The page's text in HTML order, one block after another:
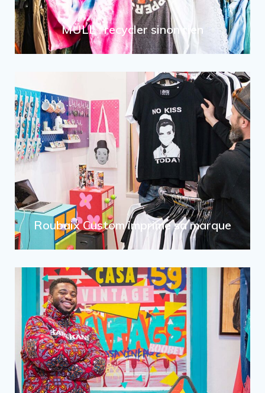
MÜLL : recycler sinon rien
Roubaix Custom imprime sa marque